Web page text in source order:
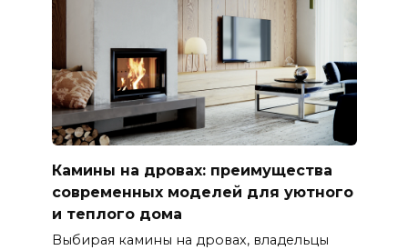
Камины на дровах: преимущества
современных моделей для уютного
и теплого дома
Выбирая камины на дровах, владельцы